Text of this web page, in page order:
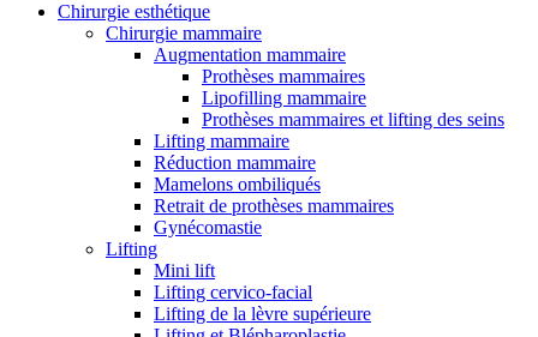
Chirurgie esthétique
Chirurgie mammaire
Augmentation mammaire
Prothèses mammaires
Lipofilling mammaire
Prothèses mammaires et lifting des seins
Lifting mammaire
Réduction mammaire
Mamelons ombiliqués
Retrait de prothèses mammaires
Gynécomastie
Lifting
Mini lift
Lifting cervico-facial
Lifting de la lèvre supérieure